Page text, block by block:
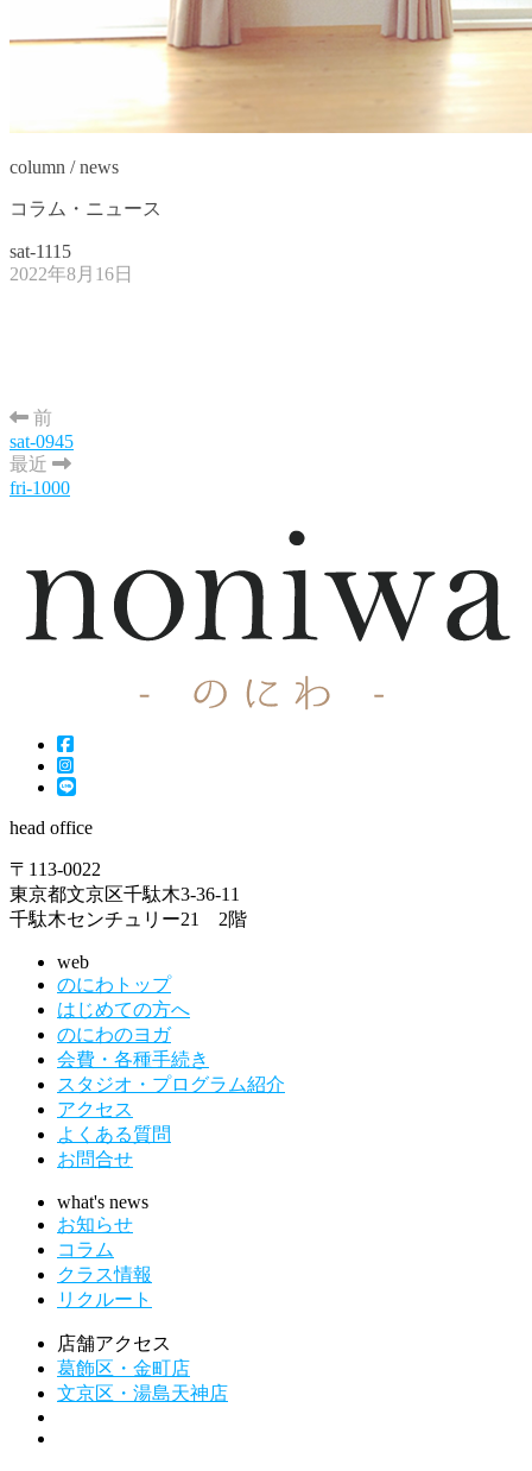
column / news
コラム・ニュース
sat-1115
2022年8月16日
前
sat-0945
最近
fri-1000
head office
〒113-0022
東京都文京区千駄木3-36-11
千駄木センチュリー21 2階
web
のにわトップ
はじめての方へ
のにわのヨガ
会費・各種手続き
スタジオ・プログラム紹介
アクセス
よくある質問
お問合せ
what's news
お知らせ
コラム
クラス情報
リクルート
店舗アクセス
葛飾区・金町店
文京区・湯島天神店